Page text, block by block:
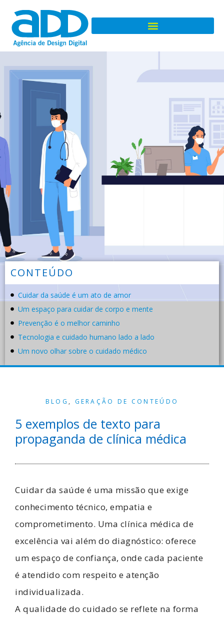
CONTEÚDO
Cuidar da saúde é um ato de amor
Um espaço para cuidar de corpo e mente
Prevenção é o melhor caminho
Tecnologia e cuidado humano lado a lado
Um novo olhar sobre o cuidado médico
BLOG , GERAÇÃO DE CONTEÚDO
5 exemplos de texto para
propaganda de clínica médica
Cuidar da saúde é uma missão que exige
conhecimento técnico, empatia e
comprometimento. Uma clínica médica de
excelência vai além do diagnóstico: oferece
um espaço de confiança, onde cada paciente
é atendido com respeito e atenção
individualizada.
A qualidade do cuidado se reflete na forma